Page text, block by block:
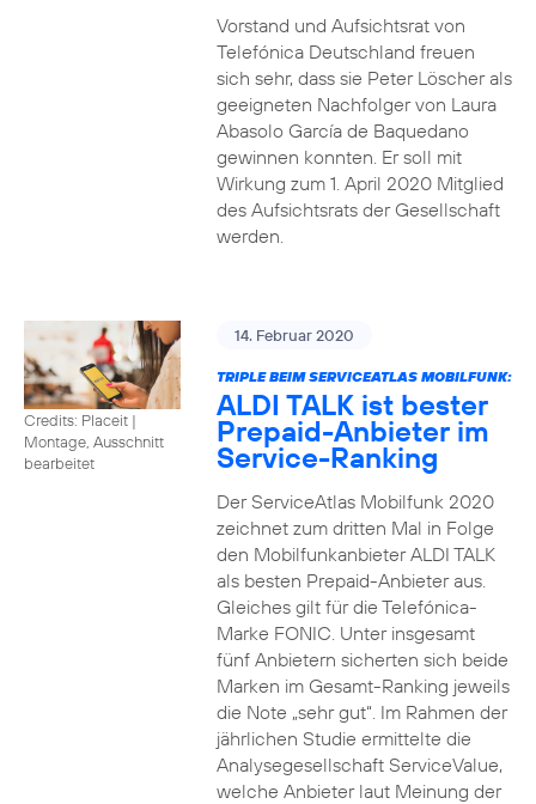
Vorstand und Aufsichtsrat von
Telefónica Deutschland freuen
sich sehr, dass sie Peter Löscher als
geeigneten Nachfolger von Laura
Abasolo García de Baquedano
gewinnen konnten. Er soll mit
Wirkung zum 1. April 2020 Mitglied
des Aufsichtsrats der Gesellschaft
werden.
Credits: Placeit |
Montage, Ausschnitt
bearbeitet
14. Februar 2020
TRIPLE BEIM SERVICEATLAS MOBILFUNK:
ALDI TALK ist bester
Prepaid-Anbieter im
Service-Ranking
Der ServiceAtlas Mobilfunk 2020
zeichnet zum dritten Mal in Folge
den Mobilfunkanbieter ALDI TALK
als besten Prepaid-Anbieter aus.
Gleiches gilt für die Telefónica-
Marke FONIC. Unter insgesamt
fünf Anbietern sicherten sich beide
Marken im Gesamt-Ranking jeweils
die Note „sehr gut“. Im Rahmen der
jährlichen Studie ermittelte die
Analysegesellschaft ServiceValue,
welche Anbieter laut Meinung der